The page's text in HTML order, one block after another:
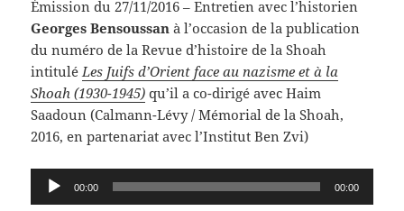
Émission du 27/11/2016 – Entretien avec l’historien
Georges Bensoussanà l’occasion de la publication
du numéro de la Revue d’histoire de la Shoah
intituléLes Juifs d’Orient face au nazisme et à la
Shoah (1930-1945) qu’il a co-dirigé avec Haim
Saadoun (Calmann-Lévy / Mémorial de la Shoah,
2016, en partenariat avec l’Institut Ben Zvi)
Lecteur
audio
00:00 00:00